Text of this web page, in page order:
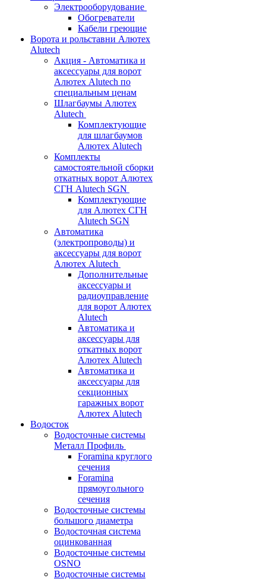
Электрооборудование
Обогреватели
Кабели греющие
Ворота и рольставни Алютех
Alutech
Акция - Автоматика и
аксессуары для ворот
Алютех Alutech по
специальным ценам
Шлагбаумы Алютех
Alutech
Комплектующие
для шлагбаумов
Алютех Alutech
Комплекты
самостоятельной сборки
откатных ворот Алютех
СГН Alutech SGN
Комплектующие
для Алютех СГН
Alutech SGN
Автоматика
(электропроводы) и
аксессуары для ворот
Алютех Alutech
Дополнительные
аксессуары и
радиоуправление
для ворот Алютех
Alutech
Автоматика и
аксессуары для
откатных ворот
Алютех Alutech
Автоматика и
аксессуары для
секционных
гаражных ворот
Алютех Alutech
Водосток
Водосточные системы
Металл Профиль
Foramina круглого
сечения
Foramina
прямоугольного
сечения
Водосточные системы
большого диаметра
Водосточная система
оцинкованная
Водосточные системы
OSNO
Водосточные системы